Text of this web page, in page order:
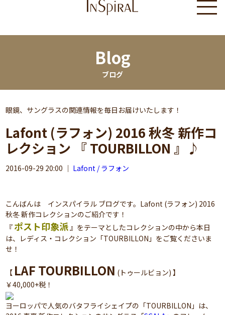
Blog
ブログ
眼鏡、サングラスの関連情報を毎日お届けいたします！
Lafont (ラフォン) 2016 秋冬 新作コ
レクション 『 TOURBILLON 』♪
2016-09-29 20:00 ｜ Lafont / ラフォン
こんばんは インスパイラル ブログです。Lafont (ラフォン) 2016
秋冬 新作コレクションのご紹介です！
『 ポスト印象派』をテーマとしたコレクションの中から本日
は、レディス・コレクション「TOURBILLON」をご覧くださいま
せ！
【 LAF TOURBILLON (トゥールビョン) 】
￥40,000+税！
ヨーロッパで人気のバタフライシェイプの「TOURBILLON」は、